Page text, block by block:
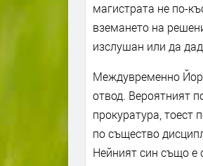
магистрата не по-
вземането на
изслушан или да
Междувременно
отвод. Вероятният
прокуратура, тоест
по същество
Нейният син също е